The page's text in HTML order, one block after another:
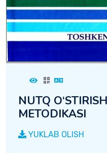
NUTQ
METODIKASI
YUKLAB OLISH